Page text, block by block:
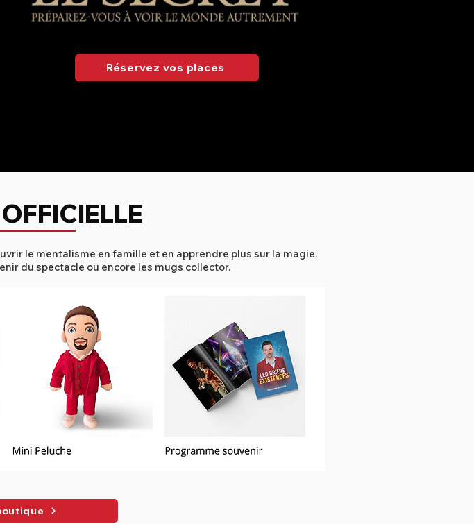
Réservez vos places
le mentalisme en famille et en apprendre plus sur la magie.
du spectacle ou encore les mugs collector.